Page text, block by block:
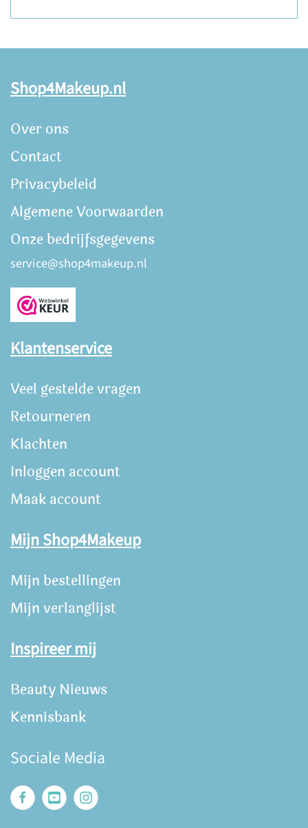
Shop4Makeup.nl
Over ons
Contact
Privacybeleid
Algemene Voorwaarden
Onze bedrijfsgegevens
service@shop4makeup.nl
Klantenservice
Veel gestelde vragen
Retourneren
Klachten
Inloggen account
Maak account
Mijn Shop4Makeup
Mijn bestellingen
Mijn verlanglijst
Inspireer mij
Beauty Nieuws
Kennisbank
Sociale Media